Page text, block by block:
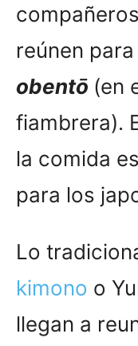
reúnen
obentō (en
fiambrera).
la comida
para los
Lo
kimono o
llegan a